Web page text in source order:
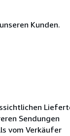
Kunden.
Sendungen
vom Verkäufer